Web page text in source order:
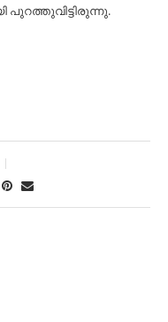
പുറത്തുവിട്ടിരുന്നു.